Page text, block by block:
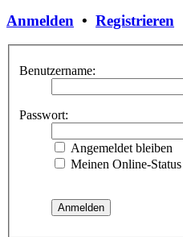
Anmelden • Registrieren
Benutzername:
Passwort:
Angemeldet bleiben
Meinen Online-